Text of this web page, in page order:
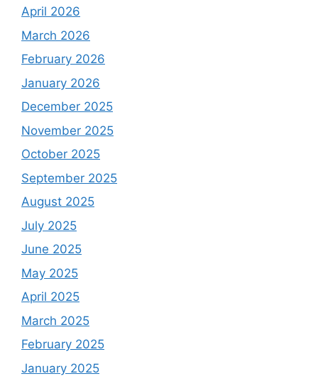
April 2026
March 2026
February 2026
January 2026
December 2025
November 2025
October 2025
September 2025
August 2025
July 2025
June 2025
May 2025
April 2025
March 2025
February 2025
January 2025